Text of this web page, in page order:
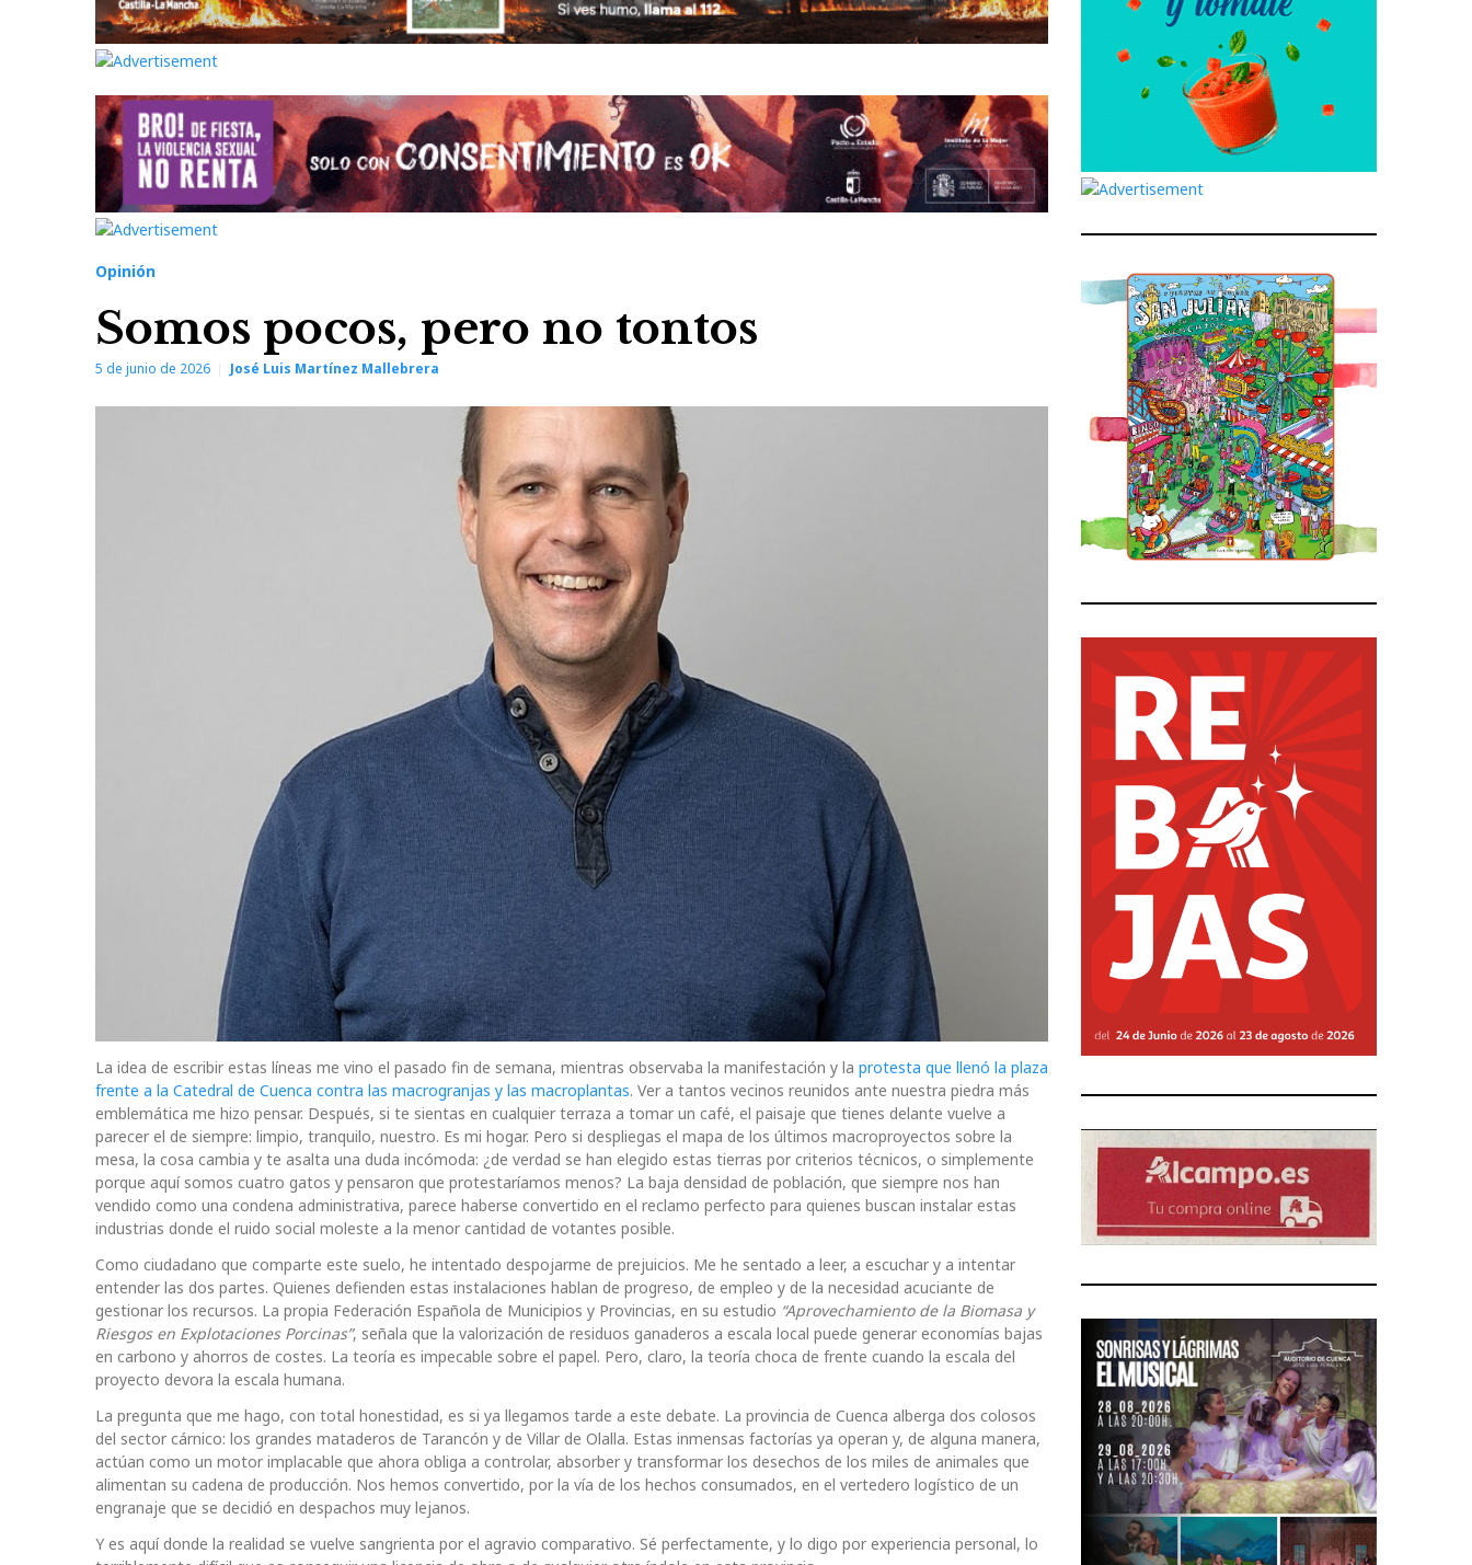
Opinión
Somos pocos, pero no tontos
5 de junio de 2026 José Luis Martínez Mallebrera
La idea de escribir estas líneas me vino el pasado fin de semana, mientras observaba la manifestación y la protesta que llenó la plaza
frente a la Catedral de Cuenca contra las macrogranjas y las macroplantas. Ver a tantos vecinos reunidos ante nuestra piedra más
emblemática me hizo pensar. Después, si te sientas en cualquier terraza a tomar un café, el paisaje que tienes delante vuelve a
parecer el de siempre: limpio, tranquilo, nuestro. Es mi hogar. Pero si despliegas el mapa de los últimos macroproyectos sobre la
mesa, la cosa cambia y te asalta una duda incómoda: ¿de verdad se han elegido estas tierras por criterios técnicos, o simplemente
porque aquí somos cuatro gatos y pensaron que protestaríamos menos? La baja densidad de población, que siempre nos han
vendido como una condena administrativa, parece haberse convertido en el reclamo perfecto para quienes buscan instalar estas
industrias donde el ruido social moleste a la menor cantidad de votantes posible.
Como ciudadano que comparte este suelo, he intentado despojarme de prejuicios. Me he sentado a leer, a escuchar y a intentar
entender las dos partes. Quienes defienden estas instalaciones hablan de progreso, de empleo y de la necesidad acuciante de
gestionar los recursos. La propia Federación Española de Municipios y Provincias, en su estudio “Aprovechamiento de la Biomasa y
Riesgos en Explotaciones Porcinas”, señala que la valorización de residuos ganaderos a escala local puede generar economías bajas
en carbono y ahorros de costes. La teoría es impecable sobre el papel. Pero, claro, la teoría choca de frente cuando la escala del
proyecto devora la escala humana.
La pregunta que me hago, con total honestidad, es si ya llegamos tarde a este debate. La provincia de Cuenca alberga dos colosos
del sector cárnico: los grandes mataderos de Tarancón y de Villar de Olalla. Estas inmensas factorías ya operan y, de alguna manera,
actúan como un motor implacable que ahora obliga a controlar, absorber y transformar los desechos de los miles de animales que
alimentan su cadena de producción. Nos hemos convertido, por la vía de los hechos consumados, en el vertedero logístico de un
engranaje que se decidió en despachos muy lejanos.
Y es aquí donde la realidad se vuelve sangrienta por el agravio comparativo. Sé perfectamente, y lo digo por experiencia personal, lo